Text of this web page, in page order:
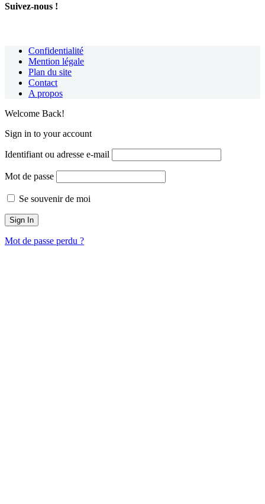
Suivez-nous !
Confidentialité
Mention légale
Plan du site
Contact
A propos
Welcome Back!
Sign in to your account
Identifiant ou adresse e-mail
Mot de passe
Se souvenir de moi
Mot de passe perdu ?